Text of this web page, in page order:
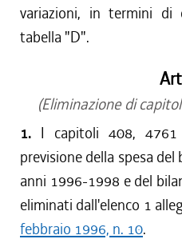
variazioni, in termini di
tabella "D".
(Eliminazione di
1. I capitoli 408,
previsione della spesa
anni 1996-1998 e del
eliminati dall'elenco 1
febbraio 1996, n. 10.